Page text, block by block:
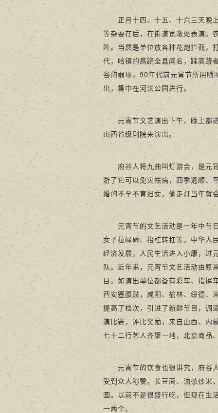
正月十四、十五、十六三天晚上
等杂耍在后，在街道宽敞处表演。
阵。当然是单位放各种花炮拦截
代，哈镇的高跷全县闻名，踩高跷
谷的弱项，90年代前元宵节所用唢
出，集中在河滨公园进行。
元宵节文艺演出下午、晚上都进
山西省级剧院来演出。
府谷人将九曲叫灯游会，是元宵
游了它可以免灾祛病，四季通顺、
婚的不孕不育妇女，偷走灯当年就
元宵节的文艺活动是一年中节日
女子拉碌碡、抬杠转杠等。中华人
经济发展，人民生活进入小康，过
队。近年来，元宵节文艺活动由原
目。如演出单位都备有彩车、指挥
西安塞腰鼓，咸阳、榆林、绥德、
提高了档次，引进了新鲜节目，调
演比赛，评比奖励，来自山西、内
七十二行艺人齐聚一地，北京商
元宵节的饮食也很讲究，府谷人
受到众人称赞。长豆面、油茶炒米
圆。以前不是很盛行吃，但现在生
一两个。